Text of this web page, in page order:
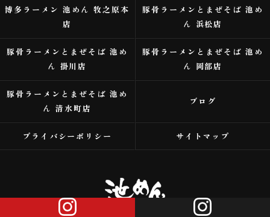
博多ラーメン 池めん 牧之原本
店
豚骨ラーメンとまぜそば 池め
ん 浜松店
豚骨ラーメンとまぜそば 池め
ん 掛川店
豚骨ラーメンとまぜそば 池め
ん 岡部店
豚骨ラーメンとまぜそば 池め
ん 清水町店
ブログ
プライバシーポリシー サイトマップ